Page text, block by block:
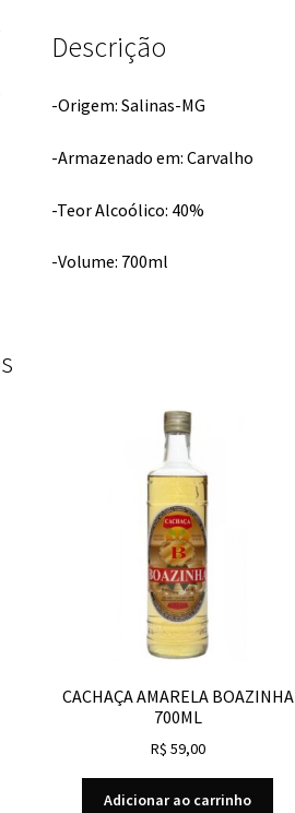
Descrição
-Origem: Salinas-MG
-Armazenado em: Carvalho
-Teor Alcoólico: 40%
-Volume: 700ml
CACHAÇA AMARELA BOAZINHA
700ML
R$ 59,00
Adicionar ao carrinho